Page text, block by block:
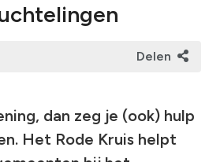
Delen
dan zeg je (ook) hulp
Het Rode Kruis helpt